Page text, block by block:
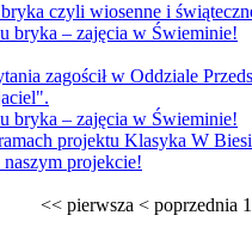
czyli wiosenne i
bryka – zajęcia w Świeminie!
zagościł w Oddziale
bryka – zajęcia w Świeminie!
projektu Klasyka W
projekcie!
<< pierwsza< poprzednia 1